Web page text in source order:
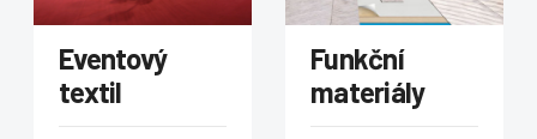
Eventový
textil
Funkční
materiály